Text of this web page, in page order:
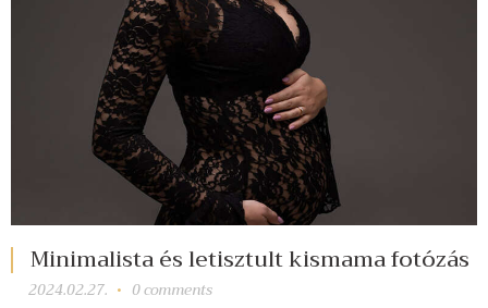
Minimalista és letisztult kismama fotózás
2024.02.27. 0comments